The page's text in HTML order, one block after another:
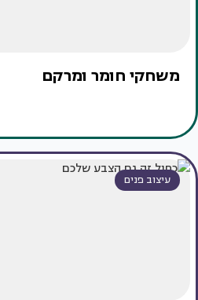
משחקי חומר ומרקם
עיצוב פנים